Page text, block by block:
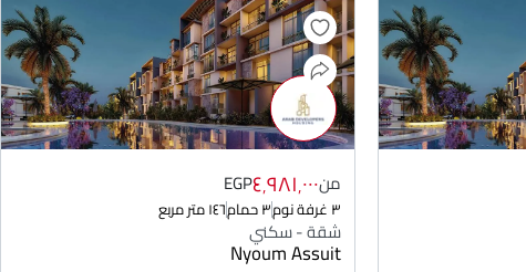
من٤٬٩٨١٬٠٠٠EGP
٣ غرفة نوم ٣ حمام ١٤٦ متر مربع
شقة - سكني
Nyoum Assuit